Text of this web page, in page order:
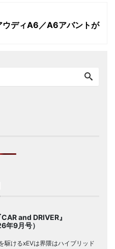
ウディA6／A6アバントが
and DRIVER』
年9月号）
を駆けるxEVは界隈はハイブリッド